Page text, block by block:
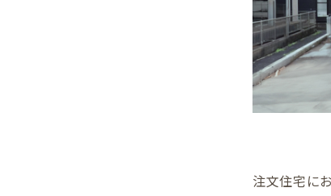
注文住宅に